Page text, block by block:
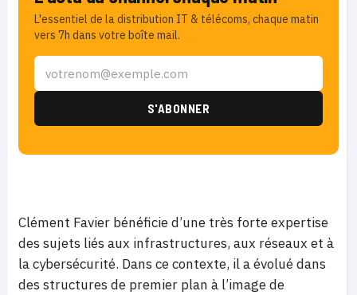
L'essentiel de la distribution IT & télécoms, chaque matin
vers 7h dans votre boîte mail.
Clément Favier bénéficie d’une très forte expertise
des sujets liés aux infrastructures, aux réseaux et à
la cybersécurité. Dans ce contexte, il a évolué dans
des structures de premier plan à l’image de